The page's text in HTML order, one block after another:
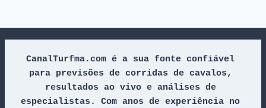
CanalTurfma.com é a sua fonte confiável
para previsões de corridas de cavalos,
resultados ao vivo e análises de
especialistas. Com anos de experiência no